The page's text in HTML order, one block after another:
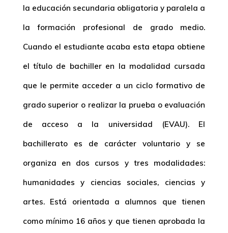
la educación secundaria obligatoria y paralela a
la formación profesional de grado medio.
Cuando el estudiante acaba esta etapa obtiene
el título de bachiller en la modalidad cursada
que le permite acceder a un ciclo formativo de
grado superior o realizar la prueba o evaluación
de acceso a la universidad (EVAU). El
bachillerato es de carácter voluntario y se
organiza en dos cursos y tres modalidades:
humanidades y ciencias sociales, ciencias y
artes. Está orientada a alumnos que tienen
como mínimo 16 años y que tienen aprobada la